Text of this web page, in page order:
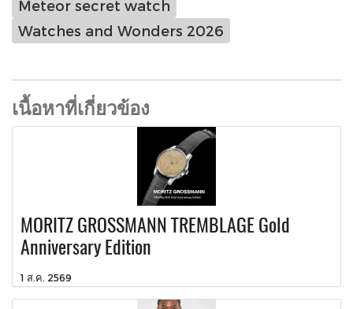
Meteor secret watch
Watches and Wonders 2026
เนื้อหาที่เกี่ยวข้อง
MORITZ GROSSMANN TREMBLAGE Gold
Anniversary Edition
1 ส.ค. 2569